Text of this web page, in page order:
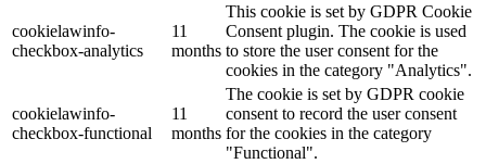
cookielawinfo-
checkbox-analytics
11
months
This cookie is set by GDPR Cookie
Consent plugin. The cookie is used
to store the user consent for the
cookies in the category "Analytics".
cookielawinfo-
checkbox-functional
11
months
The cookie is set by GDPR cookie
consent to record the user consent
for the cookies in the category
"Functional".